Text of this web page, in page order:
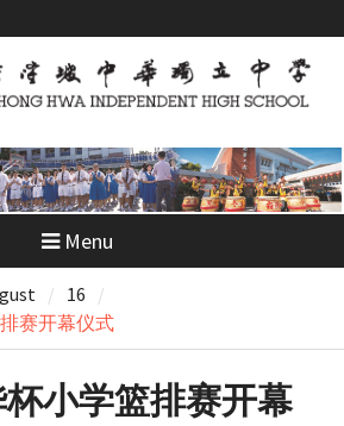
Menu
16
赛开幕仪式
杯小学篮排赛开幕